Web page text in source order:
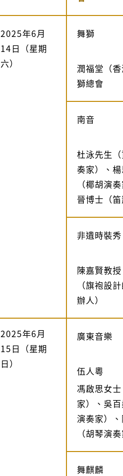
2025年6月
14日（星期
六）
舞獅
潤福堂（
獅總會
南音
杜泳先生
奏家）、
（椰胡演
晉博士（笛
非遺時裝秀
陳嘉賢教
（旗袍設
辦人）
2025年6月
15日（星期
日）
廣東音樂
伍人粵
馮啟思女
家）、吳
演奏家）
（胡琴演奏
舞麒麟